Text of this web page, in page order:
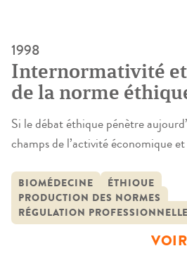
1998
Internormativité
de la norme
biomédicale
Si le débat éthique pénètre
champs de l’activité économique
éthique : la relation médicale. En
médecin, homme de savoir, a été
décisions concernant la santé, […]
BIOMÉDECINE
ÉTHIQUE
PRODUCTION DES NORMES
RÉGULATION PROFESSIONNELLE